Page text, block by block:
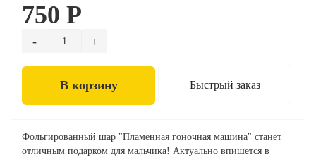
750 Р
В корзину Быстрый заказ
Фольгированный шар "Пламенная гоночная машина" станет
отличным подарком для мальчика! Актуально впишется в